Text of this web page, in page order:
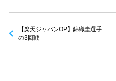
【楽天ジャパンOP】錦織圭選手
の3回戦